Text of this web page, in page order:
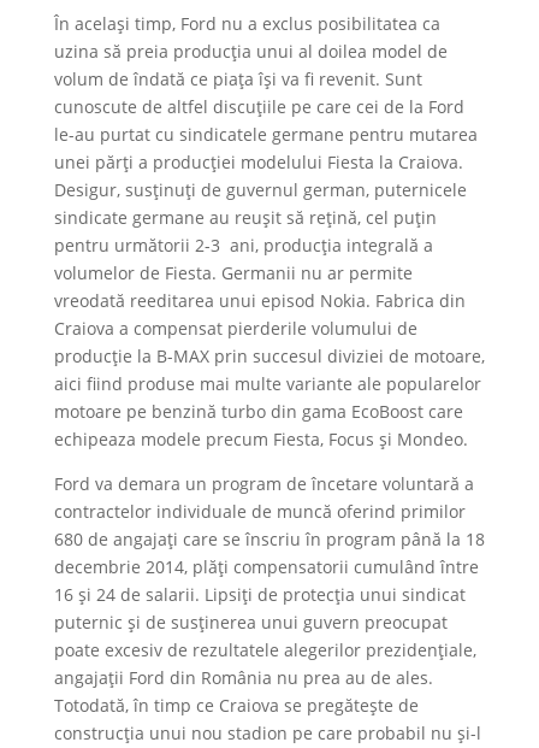
În același timp, Ford nu a exclus posibilitatea ca
uzina să preia producția unui al doilea model de
volum de îndată ce piața își va fi revenit. Sunt
cunoscute de altfel discuțiile pe care cei de la Ford
le-au purtat cu sindicatele germane pentru mutarea
unei părți a producției modelului Fiesta la Craiova.
Desigur, susținuți de guvernul german, puternicele
sindicate germane au reușit să rețină, cel puțin
pentru următorii 2-3 ani, producția integrală a
volumelor de Fiesta. Germanii nu ar permite
vreodată reeditarea unui episod Nokia. Fabrica din
Craiova a compensat pierderile volumului de
producție la B-MAX prin succesul diviziei de motoare,
aici fiind produse mai multe variante ale popularelor
motoare pe benzină turbo din gama EcoBoost care
echipeaza modele precum Fiesta, Focus și Mondeo.
Ford va demara un program de încetare voluntară a
contractelor individuale de muncă oferind primilor
680 de angajați care se înscriu în program până la 18
decembrie 2014, plăți compensatorii cumulând între
16 și 24 de salarii. Lipsiți de protecția unui sindicat
puternic și de susținerea unui guvern preocupat
poate excesiv de rezultatele alegerilor prezidențiale,
angajații Ford din România nu prea au de ales.
Totodată, în timp ce Craiova se pregătește de
construcția unui nou stadion pe care probabil nu și-l